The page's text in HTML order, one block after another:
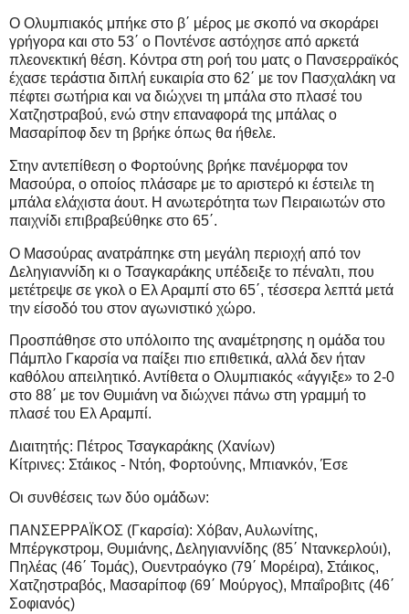
Ο Ολυμπιακός μπήκε στο β΄ μέρος με σκοπό να σκοράρει
γρήγορα και στο 53΄ ο Ποντένσε αστόχησε από αρκετά
πλεονεκτική θέση. Κόντρα στη ροή του ματς ο Πανσερραϊκός
έχασε τεράστια διπλή ευκαιρία στο 62΄ με τον Πασχαλάκη να
πέφτει σωτήρια και να διώχνει τη μπάλα στο πλασέ του
Χατζηστραβού, ενώ στην επαναφορά της μπάλας ο
Μασαρίποφ δεν τη βρήκε όπως θα ήθελε.
Στην αντεπίθεση ο Φορτούνης βρήκε πανέμορφα τον
Μασούρα, ο οποίος πλάσαρε με το αριστερό κι έστειλε τη
μπάλα ελάχιστα άουτ. Η ανωτερότητα των Πειραιωτών στο
παιχνίδι επιβραβεύθηκε στο 65΄.
Ο Μασούρας ανατράπηκε στη μεγάλη περιοχή από τον
Δεληγιαννίδη κι ο Τσαγκαράκης υπέδειξε το πέναλτι, που
μετέτρεψε σε γκολ ο Ελ Αραμπί στο 65΄, τέσσερα λεπτά μετά
την είσοδό του στον αγωνιστικό χώρο.
Προσπάθησε στο υπόλοιπο της αναμέτρησης η ομάδα του
Πάμπλο Γκαρσία να παίξει πιο επιθετικά, αλλά δεν ήταν
καθόλου απειλητικό. Αντίθετα ο Ολυμπιακός «άγγιξε» το 2-0
στο 88΄ με τον Θυμιάνη να διώχνει πάνω στη γραμμή το
πλασέ του Ελ Αραμπί.
Διαιτητής: Πέτρος Τσαγκαράκης (Χανίων)
Κίτρινες: Στάικος - Ντόη, Φορτούνης, Μπιανκόν, Έσε
Οι συνθέσεις των δύο ομάδων:
ΠΑΝΣΕΡΡΑΪΚΟΣ (Γκαρσία): Χόβαν, Αυλωνίτης,
Μπέργκστρομ, Θυμιάνης, Δεληγιαννίδης (85΄ Ντανκερλούι),
Πηλέας (46΄ Τομάς), Ουεντραόγκο (79΄ Μορέιρα), Στάικος,
Χατζηστραβός, Μασαρίποφ (69΄ Μούργος), Μπαΐροβιτς (46΄
Σοφιανός)